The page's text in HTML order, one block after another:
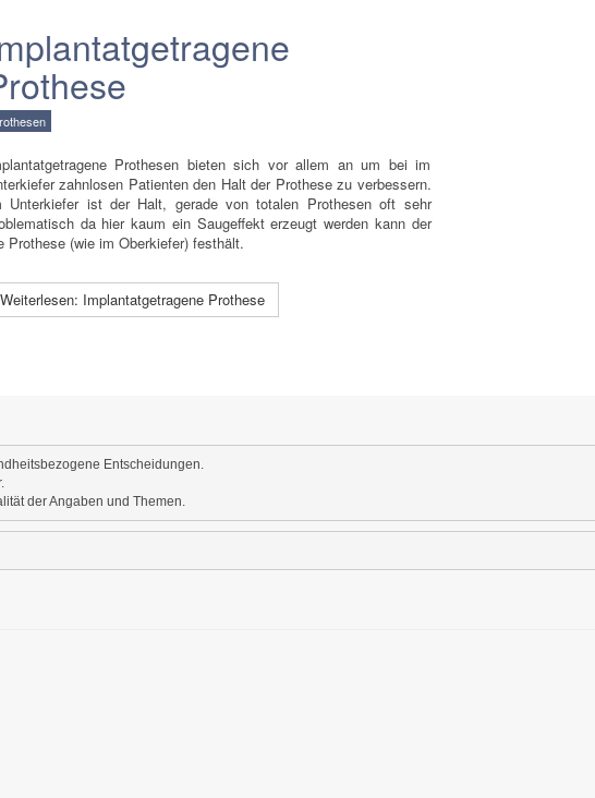
Prothesen bieten sich vor allem an um bei im
zahnlosen Patienten den Halt der Prothese zu verbessern.
Unterkiefer ist der Halt, gerade von totalen Prothesen oft sehr
da hier kaum ein Saugeffekt erzeugt werden kann der
Prothese (wie im Oberkiefer) festhält.
Weiterlesen: Implantatgetragene Prothese
Entscheidungen.
der Angaben und Themen.